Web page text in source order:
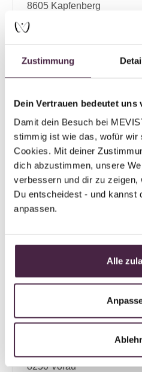
Zustimmung
Dein Vertrauen bedeutet uns
Damit dein Besuch bei
stimmig ist wie das, wofür wir
Cookies. Mit deiner
dich abzustimmen, unsere
verbessern und dir zu
Du entscheidest - und kannst
anpassen.
Alle
8605 Kapfenberg
Österreich
Bestattung Koller-
Marburger Straße 23
8160 Weiz
Österreich
Bestattung
8250 Vorau